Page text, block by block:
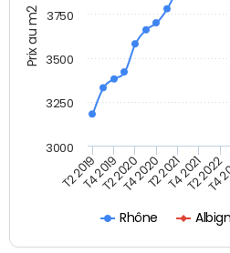
Prix au m2
Rhône
T2 2019T4 2019T2 2020T4 2020T2 2021T4 2021T2 2022
T4
3000
3250
3500
3750